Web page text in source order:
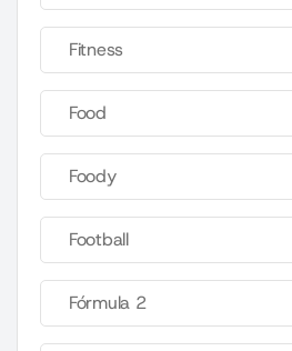
Fitness
Food
Foody
Football
Fórmula 2